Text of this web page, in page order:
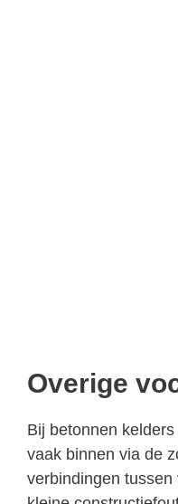
Overige
Bij betonnen
vaak binnen via de
verbindingen